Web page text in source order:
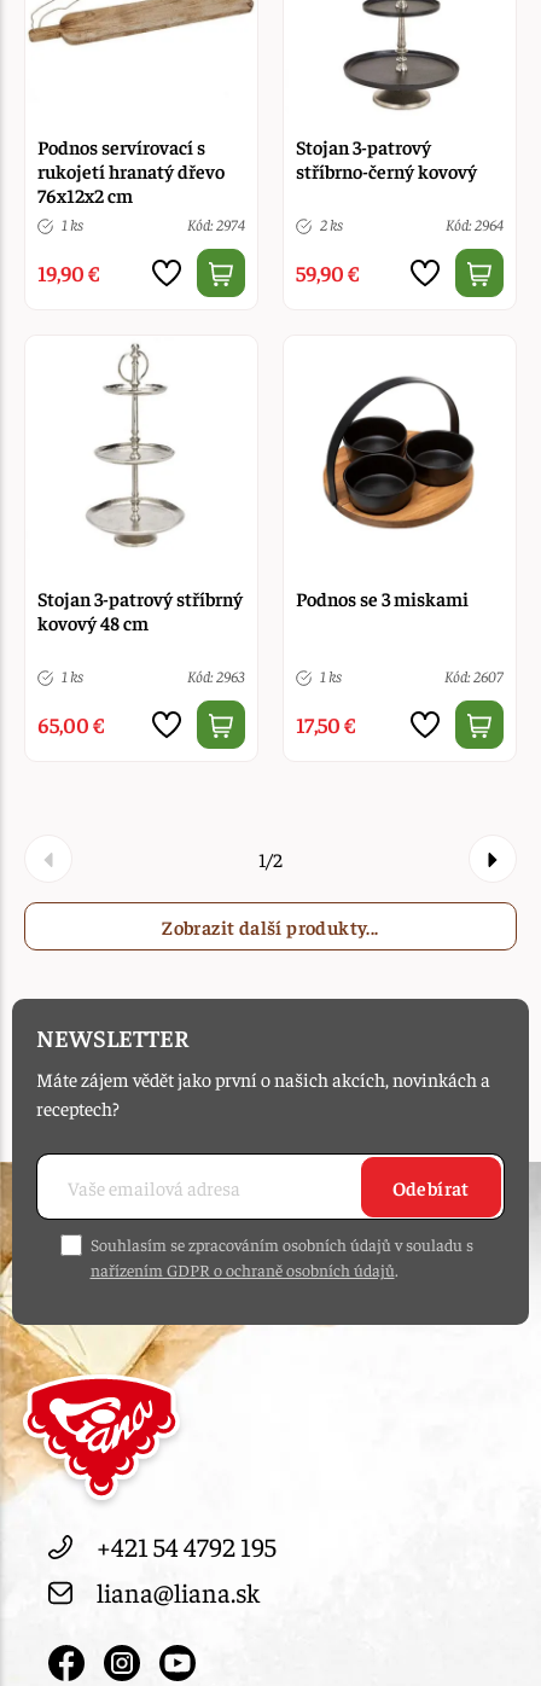
Podnos servírovací s
rukojetí hranatý dřevo
76x12x2 cm
1 ks Kód: 2974
19,90 €
Stojan 3-patrový
stříbrno-černý kovový
2 ks Kód: 2964
59,90 €
Stojan 3-patrový stříbrný
kovový 48 cm
1 ks Kód: 2963
65,00 €
Podnos se 3 miskami
1 ks Kód: 2607
17,50 €
1/2
Zobrazit další produkty...
NEWSLETTER
Máte zájem vědět jako první o našich akcích, novinkách a
receptech?
Odebírat
Souhlasím se zpracováním osobních údajů v souladu s
nařízením GDPR o ochraně osobních údajů.
+421 54 4792 195
liana@liana.sk